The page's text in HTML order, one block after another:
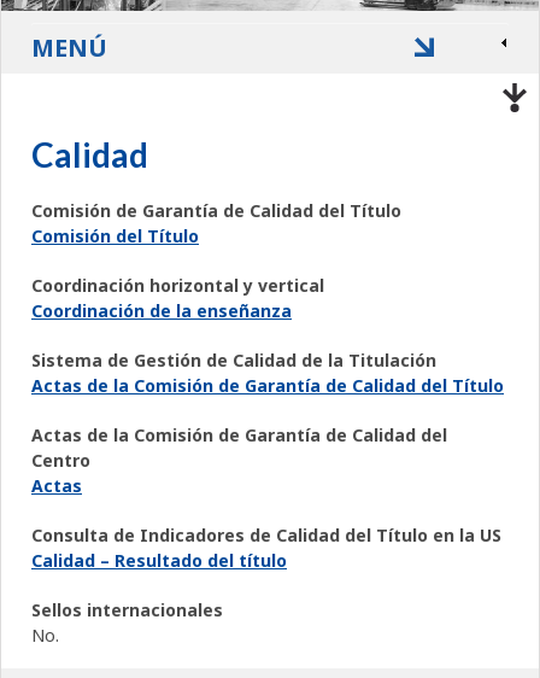
Calidad
Comisión de Garantía de Calidad del Título
Comisión del Título
Coordinación horizontal y vertical
Coordinación de la enseñanza
Sistema de Gestión de Calidad de la Titulación
Actas de la Comisión de Garantía de Calidad del Título
Actas de la Comisión de Garantía de Calidad del
Centro
Actas
Consulta de Indicadores de Calidad del Título en la US
Calidad – Resultado del título
Sellos internacionales
No.
MENÚ